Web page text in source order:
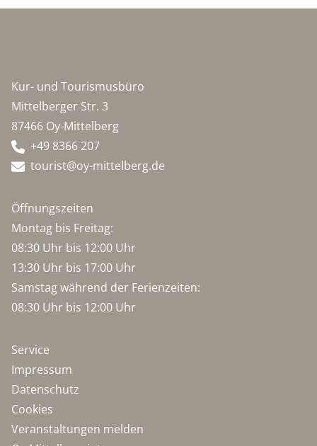
Kur- und Tourismusbüro
Mittelberger Str. 3
87466 Oy-Mittelberg
+49 8366 207
tourist@oy-mittelberg.de
Öffnungszeiten
Montag bis Freitag:
08:30 Uhr bis 12:00 Uhr
13:30 Uhr bis 17:00 Uhr
Samstag während der Ferienzeiten:
08:30 Uhr bis 12:00 Uhr
Service
Impressum
Datenschutz
Cookies
Veranstaltungen melden